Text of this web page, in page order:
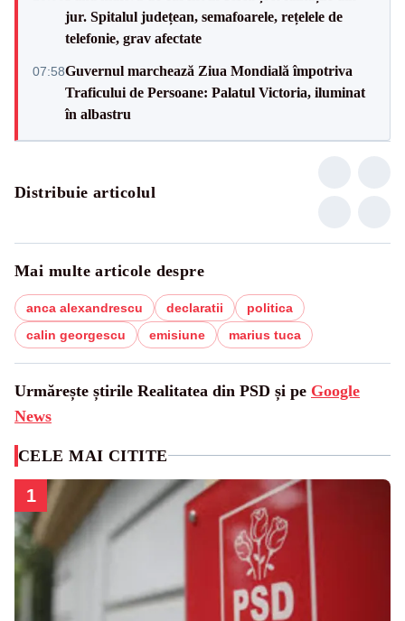
jur. Spitalul județean, semafoarele, rețelele de
telefonie, grav afectate
07:58Guvernul marchează Ziua Mondială împotriva
Traficului de Persoane: Palatul Victoria, iluminat
în albastru
Distribuie articolul
Mai multe articole despre
anca alexandrescu declaratii
politica
calin georgescu
emisiune marius tuca
Urmărește știrile Realitatea din PSD și pe Google
News
CELE MAI CITITE
1